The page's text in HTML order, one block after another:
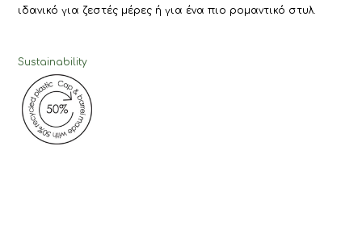
ιδανικό για ζεστές μέρες ή για ένα πιο ρομαντικό στυλ.
Sustainability